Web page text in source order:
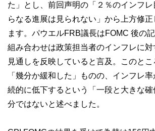
た」とし、前回声明の「２％のインフレ
らなる進展は見られない」から上方修
ます。 パウエルFRB議長はFOMC 後の
組み合わせは政策担当者のインフレに対
見通しを反映していると言及。このと
「幾分か緩和した」ものの、インフレ
続的に低下するという「一段と大きな
分ではないと述べました。